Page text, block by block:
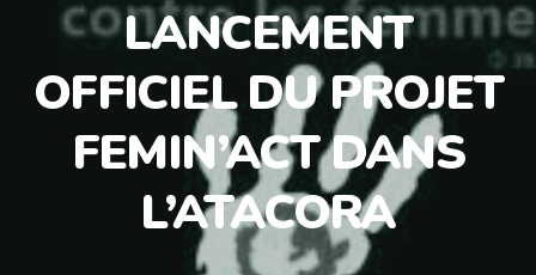
LANCEMENT
OFFICIEL DU PROJET
FEMIN’ACT DANS
L’ATACORA